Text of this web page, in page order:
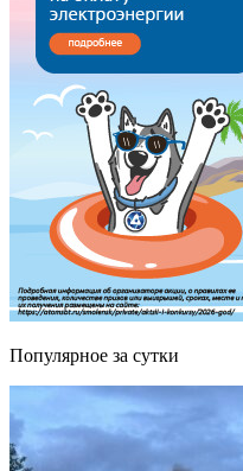
Популярное за сутки